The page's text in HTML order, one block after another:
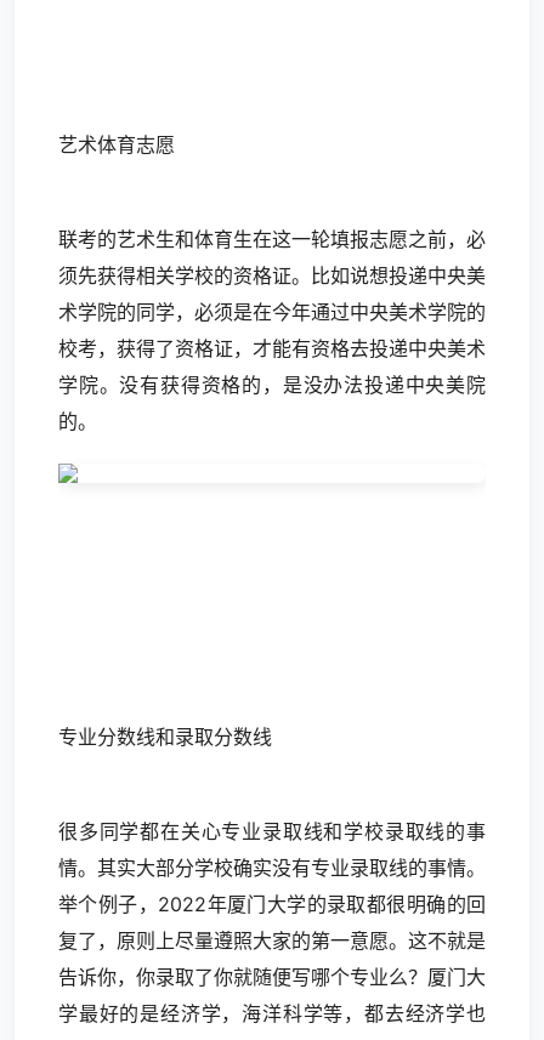
艺术体育志愿
联考的艺术生和体育生在这一轮填报志愿之前，必
须先获得相关学校的资格证。比如说想投递中央美
术学院的同学，必须是在今年通过中央美术学院的
校考，获得了资格证，才能有资格去投递中央美术
学院。没有获得资格的，是没办法投递中央美院
的。
专业分数线和录取分数线
很多同学都在关心专业录取线和学校录取线的事
情。其实大部分学校确实没有专业录取线的事情。
举个例子，2022年厦门大学的录取都很明确的回
复了，原则上尽量遵照大家的第一意愿。这不就是
告诉你，你录取了你就随便写哪个专业么？厦门大
学最好的是经济学，海洋科学等，都去经济学也